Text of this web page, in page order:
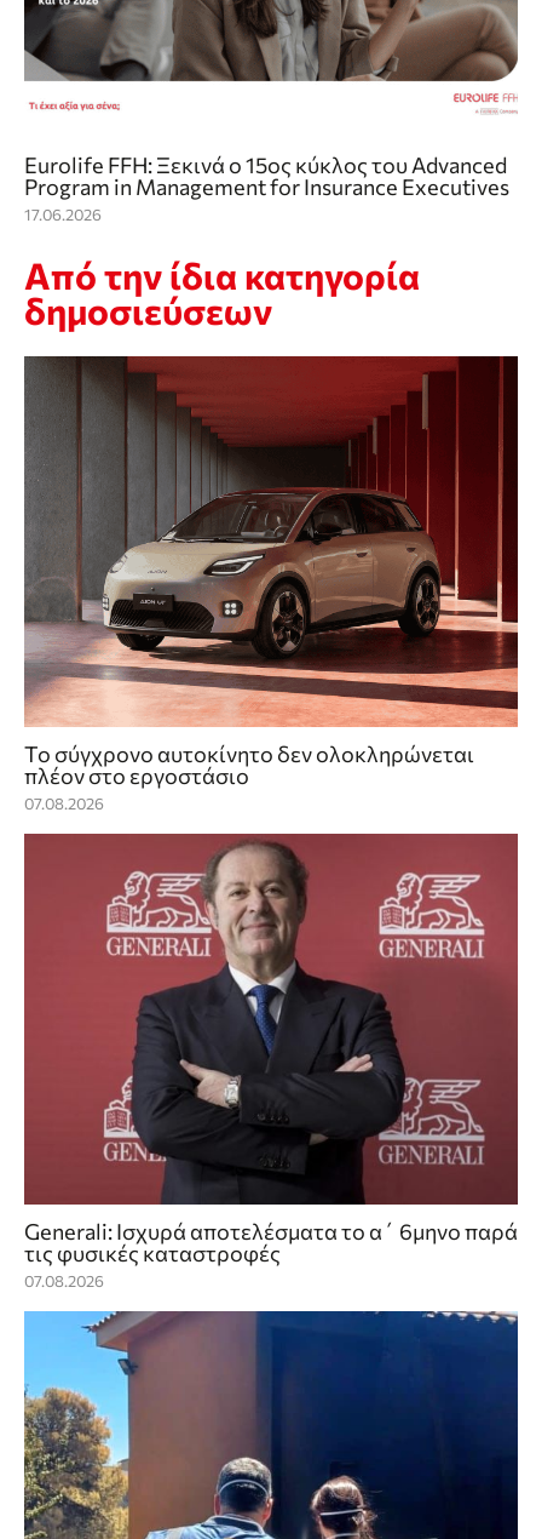
Eurolife FFH: Ξεκινά ο 15ος κύκλος του Advanced
Program in Management for Insurance Executives
17.06.2026
Από την ίδια κατηγορία
δημοσιεύσεων
Το σύγχρονο αυτοκίνητο δεν ολοκληρώνεται
πλέον στο εργοστάσιο
07.08.2026
Generali: Ισχυρά αποτελέσματα το α΄ 6μηνο παρά
τις φυσικές καταστροφές
07.08.2026